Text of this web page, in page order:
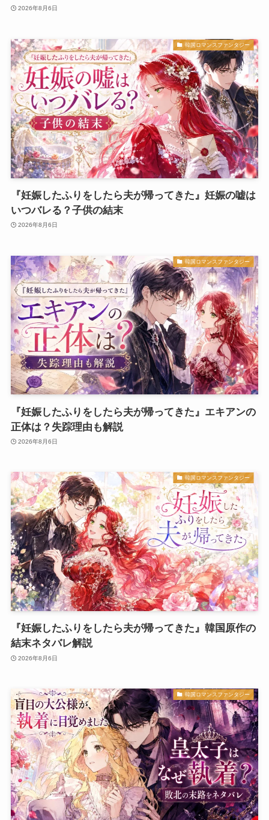
2026年8月6日
韓国ロマンスファンタジー
『妊娠したふりをしたら夫が帰ってきた』妊娠の嘘は
いつバレる？子供の結末
2026年8月6日
韓国ロマンスファンタジー
『妊娠したふりをしたら夫が帰ってきた』エキアンの
正体は？失踪理由も解説
2026年8月6日
韓国ロマンスファンタジー
『妊娠したふりをしたら夫が帰ってきた』韓国原作の
結末ネタバレ解説
2026年8月6日
韓国ロマンスファンタジー